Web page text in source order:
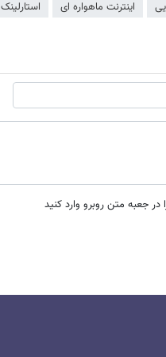
اینترنت ماهواره ای استارلینک
در جعبه متن روبرو وارد کنید